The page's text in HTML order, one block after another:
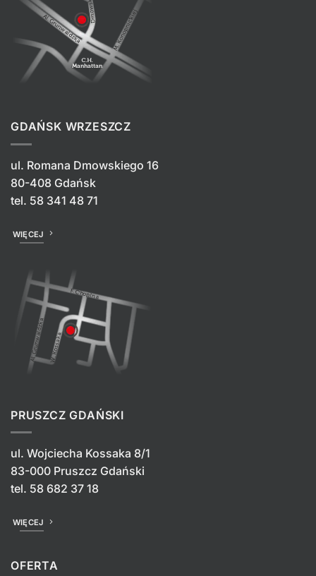
GDAŃSK WRZESZCZ
ul. Romana Dmowskiego 16
80-408 Gdańsk
tel. 58 341 48 71
WIĘCEJ
PRUSZCZ GDAŃSKI
ul. Wojciecha Kossaka 8/1
83-000 Pruszcz Gdański
tel. 58 682 37 18
WIĘCEJ
OFERTA